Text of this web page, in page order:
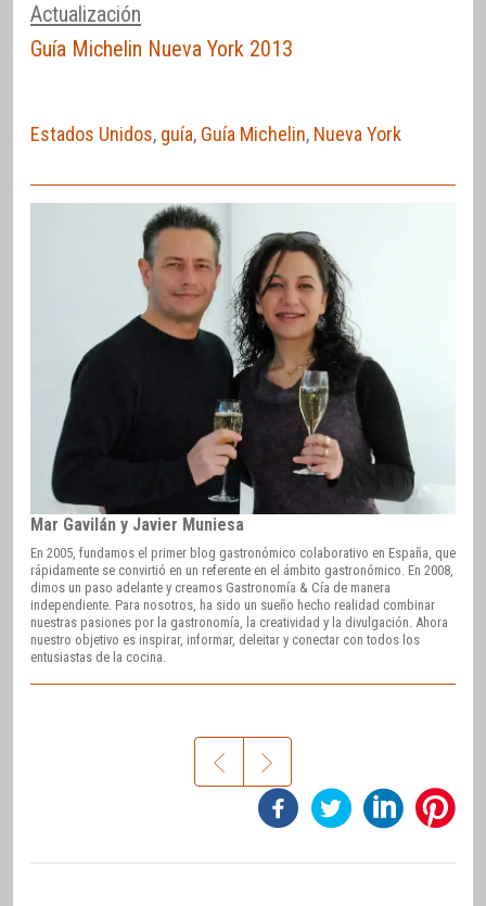
Actualización
Guía Michelin Nueva York 2013
Estados Unidos, guía, Guía Michelin, Nueva York
Mar Gavilán y Javier Muniesa
En 2005, fundamos el primer blog gastronómico colaborativo en España, que
rápidamente se convirtió en un referente en el ámbito gastronómico. En 2008,
dimos un paso adelante y creamos Gastronomía & Cía de manera
independiente. Para nosotros, ha sido un sueño hecho realidad combinar
nuestras pasiones por la gastronomía, la creatividad y la divulgación. Ahora
nuestro objetivo es inspirar, informar, deleitar y conectar con todos los
entusiastas de la cocina.